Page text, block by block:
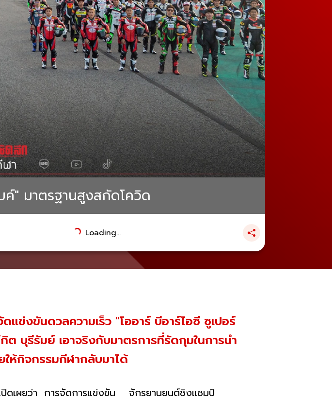
ค์" มาตรฐานสูงสกัดโควิด
Loading...
งขันดวลความเร็ว "โออาร์ บีอาร์ไอซี ซูเปอร์
บุรีรัมย์ เอาจริงกับมาตรการที่รัดกุมในการนำ
ห้กิจกรรมกีฬากลับมาได้
เผยว่า การจัดการแข่งขัน จักรยานยนต์ชิงแชมป์